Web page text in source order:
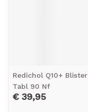
Redichol Q10+ Blister
Tabl 90 Nf
€ 39,95